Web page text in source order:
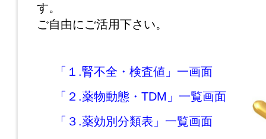
す。
ご自由にご活用下さい。
「１.腎不全・検査値」一画面
「２.薬物動態・TDM」一覧画面
「３.薬効別分類表」一覧画面